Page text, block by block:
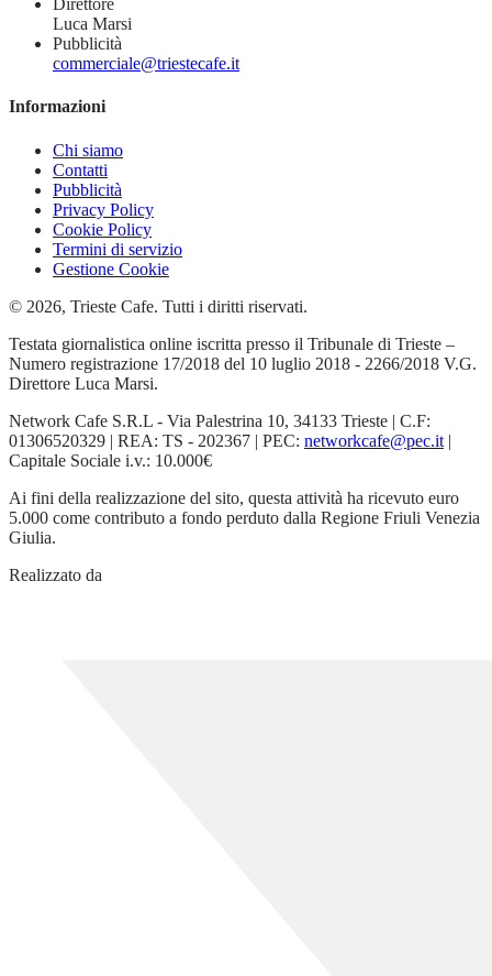
Direttore
Luca Marsi
Pubblicità
commerciale@triestecafe.it
Informazioni
Chi siamo
Contatti
Pubblicità
Privacy Policy
Cookie Policy
Termini di servizio
Gestione Cookie
© 2026, Trieste Cafe. Tutti i diritti riservati.
Testata giornalistica online iscritta presso il Tribunale di Trieste –
Numero registrazione 17/2018 del 10 luglio 2018 - 2266/2018 V.G.
Direttore Luca Marsi.
Network Cafe S.R.L - Via Palestrina 10, 34133 Trieste | C.F:
01306520329 | REA: TS - 202367 | PEC: networkcafe@pec.it |
Capitale Sociale i.v.: 10.000€
Ai fini della realizzazione del sito, questa attività ha ricevuto euro
5.000 come contributo a fondo perduto dalla Regione Friuli Venezia
Giulia.
Realizzato da